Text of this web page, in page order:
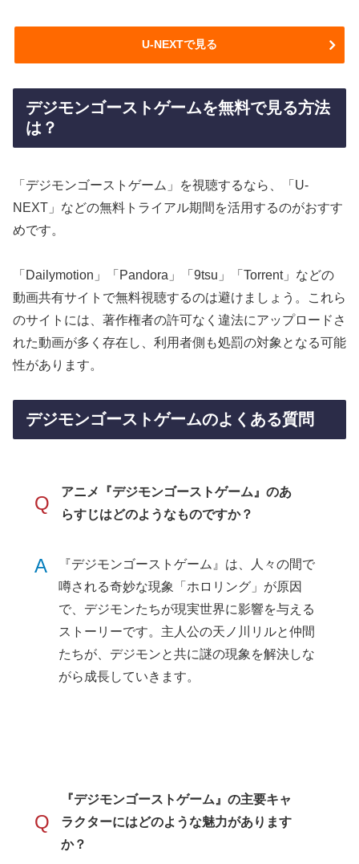
U-NEXTで見る
デジモンゴーストゲームを無料で見る方法
は？
「デジモンゴーストゲーム」を視聴するなら、「U-
NEXT」などの無料トライアル期間を活用するのがおすす
めです。
「Dailymotion」「Pandora」「9tsu」「Torrent」などの
動画共有サイトで無料視聴するのは避けましょう。これら
のサイトには、著作権者の許可なく違法にアップロードさ
れた動画が多く存在し、利用者側も処罰の対象となる可能
性があります。
デジモンゴーストゲームのよくある質問
Q
アニメ『デジモンゴーストゲーム』のあ
らすじはどのようなものですか？
A
『デジモンゴーストゲーム』は、人々の間で
噂される奇妙な現象「ホロリング」が原因
で、デジモンたちが現実世界に影響を与える
ストーリーです。主人公の天ノ川リルと仲間
たちが、デジモンと共に謎の現象を解決しな
がら成長していきます。
Q
『デジモンゴーストゲーム』の主要キャ
ラクターにはどのような魅力があります
か？